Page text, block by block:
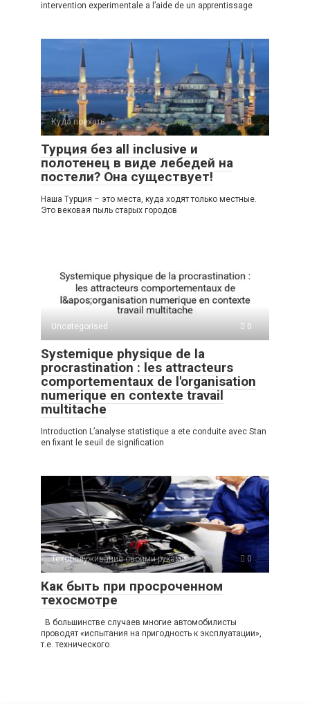
intervention experimentale a l’aide de un apprentissage
Куда поехать 0
Турция без all inclusive и
полотенец в виде лебедей на
постели? Она существует!
Наша Турция – это места, куда ходят только местные.
Это вековая пыль старых городов
Uncategorised 0
Systemique physique de la
procrastination : les attracteurs
comportementaux de l'organisation
numerique en contexte travail
multitache
Introduction L’analyse statistique a ete conduite avec Stan
en fixant le seuil de signification
Техобслуживание своими руками 0
Как быть при просроченном
техосмотре
В большинстве случаев многие автомобилисты
проводят «испытания на пригодность к эксплуатации»,
т.е. технического